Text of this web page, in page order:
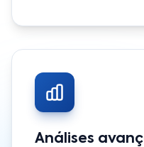
Análises